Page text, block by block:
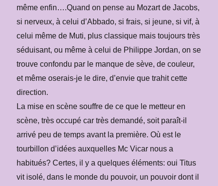
même enfin….Quand on pense au Mozart de Jacobs,
si nerveux, à celui d’Abbado, si frais, si jeune, si vif, à
celui même de Muti, plus classique mais toujours très
séduisant, ou même à celui de Philippe Jordan, on se
trouve confondu par le manque de sève, de couleur,
et même oserais-je le dire, d’envie que trahit cette
direction.
La mise en scène souffre de ce que le metteur en
scène, très occupé car très demandé, soit paraît-il
arrivé peu de temps avant la première. Où est le
tourbillon d’idées auxquelles Mc Vicar nous a
habitués? Certes, il y a quelques éléments: oui Titus
vit isolé, dans le monde du pouvoir, un pouvoir dont il